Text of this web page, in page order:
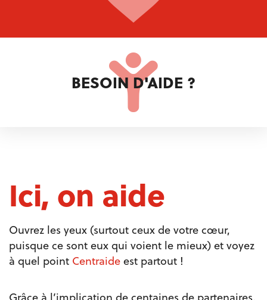
BESOIN D'AIDE ?
Ici, on aide
Ouvrez les yeux (surtout ceux de votre cœur,
puisque ce sont eux qui voient le mieux) et voyez
à quel point Centraide est partout !